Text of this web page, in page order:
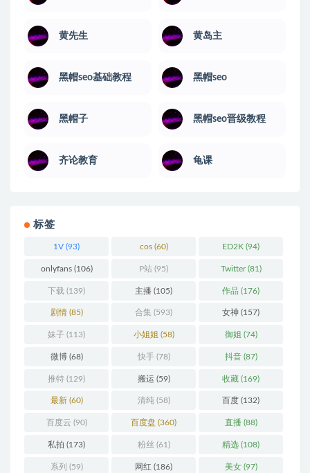
黄先生 黄岛主
黑帽seo基础教程 黑帽seo
黑帽子 黑帽seo晋级教程
齐论教育 龟课
标签
1V (93) cos(60) ED2K (94)
onlyfans(106) P站 (95) Twitter(81)
下载 (139) 主播 (105) 作品 (176)
剧情(85) 合集 (593) 女神 (157)
妹子 (113) 小姐姐 (58) 御姐 (74)
微博(68) 快手(78) 抖音(87)
推特 (129) 搬运 (59) 收藏 (169)
最新(60) 清纯(58) 百度 (132)
百度云 (90) 百度盘 (360) 直播(88)
私拍 (173) 粉丝 (61) 精选 (108)
系列 (59) 网红 (186) 美女(97)